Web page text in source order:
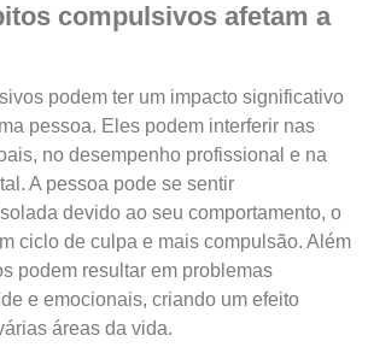
compulsivos afetam a
podem ter um impacto significativo
pessoa. Eles podem interferir nas
no desempenho profissional e na
A pessoa pode se sentir
devido ao seu comportamento, o
ciclo de culpa e mais compulsão. Além
podem resultar em problemas
e emocionais, criando um efeito
áreas da vida.